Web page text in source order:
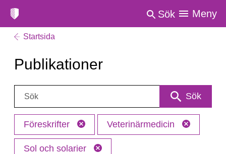
Sök Meny
Startsida
Publikationer
Sök: Sök
Föreskrifter Veterinärmedicin
Sol och solarier